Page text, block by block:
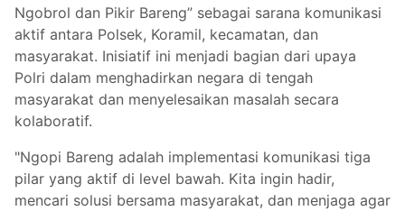
Ngobrol dan Pikir Bareng” sebagai sarana komunikasi
aktif antara Polsek, Koramil, kecamatan, dan
masyarakat. Inisiatif ini menjadi bagian dari upaya
Polri dalam menghadirkan negara di tengah
masyarakat dan menyelesaikan masalah secara
kolaboratif.
"Ngopi Bareng adalah implementasi komunikasi tiga
pilar yang aktif di level bawah. Kita ingin hadir,
mencari solusi bersama masyarakat, dan menjaga agar